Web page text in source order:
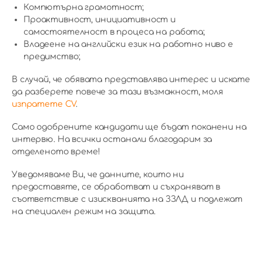
Компютърна грамотност;
Проактивност, инициативност и
самостоятелност в процеса на работа;
Владеене на английски език на работно ниво е
предимство;
В случай, че обявата представлява интерес и искате
да разберете повече за тази възможност, моля
изпратете CV.
Само одобрените кандидати ще бъдат поканени на
интервю. На всички останали благодарим за
отделеното време!
Уведомяваме Ви, че данните, които ни
предоставяте, се обработват и съхраняват в
съответствие с изискванията на ЗЗЛД и подлежат
на специален режим на защита.